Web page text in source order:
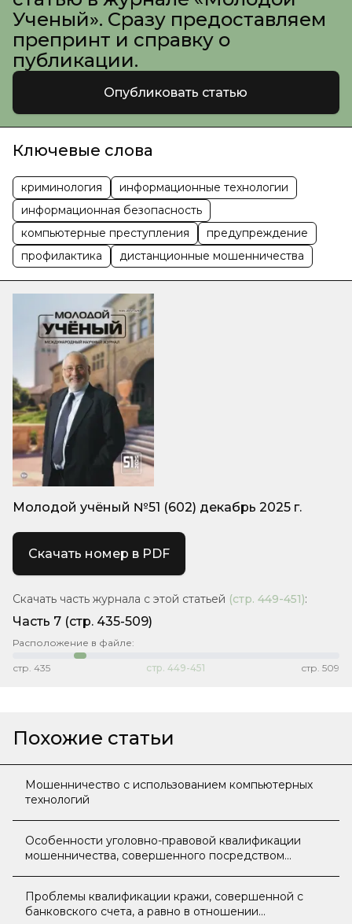
Ученый». Сразу предоставляем
препринт и справку о
публикации.
Опубликовать статью
Ключевые слова
криминология
информационные технологии
информационная безопасность
компьютерные преступления
предупреждение
профилактика
дистанционные мошенничества
Молодой учёный №51 (602) декабрь 2025 г.
Скачать номер в PDF
Скачать часть журнала с этой статьей (стр. 449-451):
Часть 7 (стр. 435-509)
Расположение в файле:
стр. 435 стр. 449-451 стр. 509
Похожие статьи
Мошенничество с использованием компьютерных
технологий
Особенности уголовно-правовой квалификации
мошенничества, совершенного посредством
Проблемы квалификации кражи, совершенной с
банковского счета, а равно в отношении